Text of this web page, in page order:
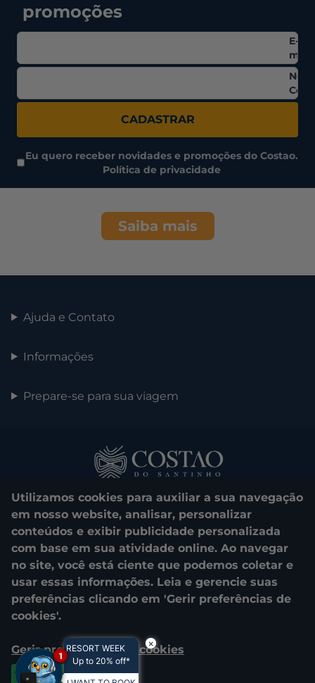
Utilizamos cookies para auxiliar a sua navegação
em nosso website, analisar, personalizar
conteúdos e exibir publicidade personalizada
com base em sua atividade online. Ao navegar
no site, você está ciente que podemos coletar e
usar essas informações. Leia e gerencie suas
preferências clicando em 'Gerir preferências de
cookies'.
Gerir preferências de cookies
Aceitar todos
promoções
E-
mail
CADASTRAR
Eu quero receber novidades e promoções do Costao.
Política de privacidade
Saiba mais
Ajuda e Contato
Informações
Prepare-se para sua viagem
0800 048 1000
© 2025. Costao do Santinho. All rights reserved.
CNPJ e Razão Social: COSTAO DO SANTINHO TURISMO E LAZER
S.A.
04.908.757/0001-39
Estrada Vereador Onildo Lemos, 2505 - Praia do Santinho
Florianópolis - Santa Catarina - 88058-700
×
RESORT WEEK
Up to 20% off*
1